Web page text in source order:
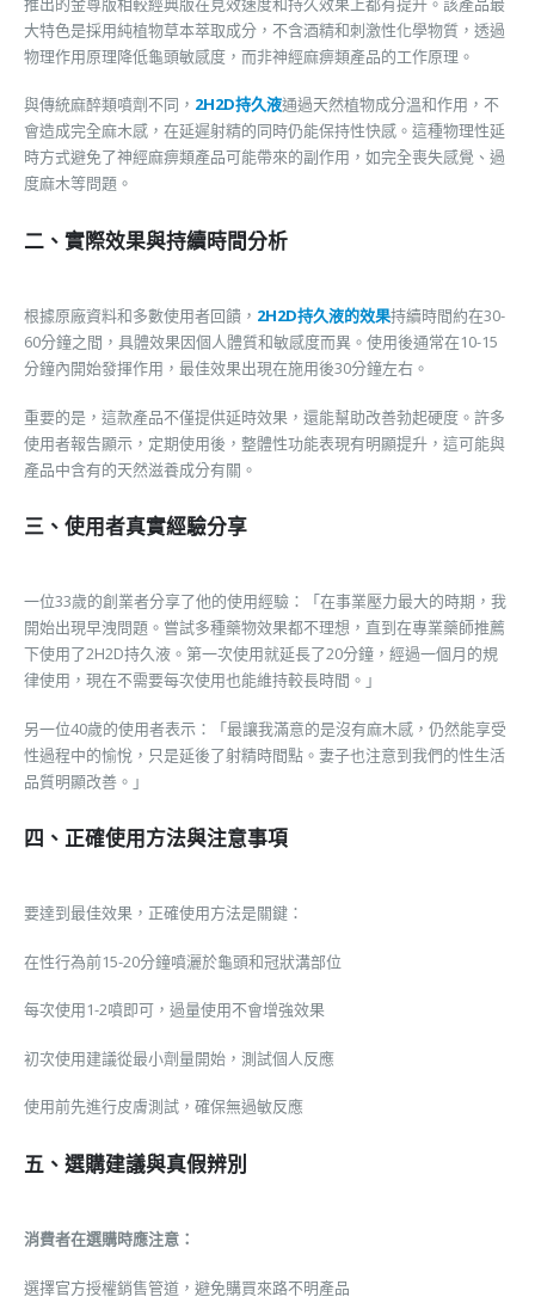
大特色是採用純植物草本萃取成分，不含酒精和刺激性化學物質，透過
物理作用原理降低龜頭敏感度，而非神經麻痹類產品的工作原理。
與傳統麻醉類噴劑不同， 2H2D持久液通過天然植物成分溫和作用，不
會造成完全麻木感，在延遲射精的同時仍能保持性快感。這種物理性延
時方式避免了神經麻痹類產品可能帶來的副作用，如完全喪失感覺、過
度麻木等問題。
二、實際效果與持續時間分析
根據原廠資料和多數使用者回饋， 2H2D持久液的效果持續時間約在30-
60分鐘之間，具體效果因個人體質和敏感度而異。使用後通常在10-15
分鐘內開始發揮作用，最佳效果出現在施用後30分鐘左右。
重要的是，這款產品不僅提供延時效果，還能幫助改善勃起硬度。許多
使用者報告顯示，定期使用後，整體性功能表現有明顯提升，這可能與
產品中含有的天然滋養成分有關。
三、使用者真實經驗分享
一位33歲的創業者分享了他的使用經驗：「在事業壓力最大的時期，我
開始出現早洩問題。嘗試多種藥物效果都不理想，直到在專業藥師推薦
下使用了2H2D持久液。第一次使用就延長了20分鐘，經過一個月的規
律使用，現在不需要每次使用也能維持較長時間。」
另一位40歲的使用者表示：「最讓我滿意的是沒有麻木感，仍然能享受
性過程中的愉悅，只是延後了射精時間點。妻子也注意到我們的性生活
品質明顯改善。」
四、正確使用方法與注意事項
要達到最佳效果，正確使用方法是關鍵：
在性行為前15-20分鐘噴灑於龜頭和冠狀溝部位
每次使用1-2噴即可，過量使用不會增強效果
初次使用建議從最小劑量開始，測試個人反應
使用前先進行皮膚測試，確保無過敏反應
五、選購建議與真假辨別
消費者在選購時應注意：
選擇官方授權銷售管道，避免購買來路不明產品